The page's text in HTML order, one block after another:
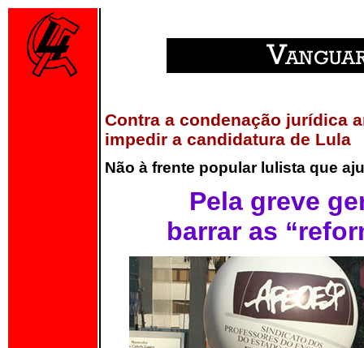
Contra a condenação jurídica
impedir a candidatura de Lula
Não à frente popular lulista que
Pela greve
barrar as